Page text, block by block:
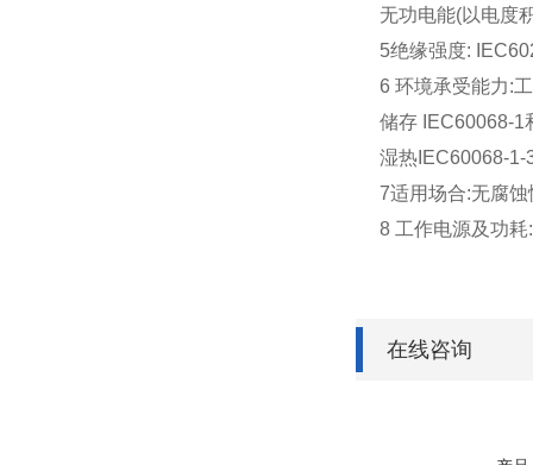
无功电能(以电度
5绝缘强度:
6 环境承受能力:
储存 IEC60068-
湿热IEC60068-
7适用场合:无腐
8 工作电源及功
在线咨询